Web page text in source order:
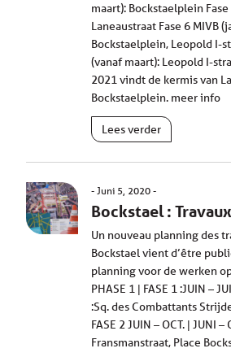
maart): Bockstaelplein
Laneaustraat Fase 6 MIVB
Bockstaelplein, Leopold I-
(vanaf maart): Leopold I-
2021 vindt de kermis van
Bockstaelplein. meer info
Lees verder
Juni 5, 2020
Bockstael :
Un nouveau planning des
Bockstael vient d’être
planning voor de werken
PHASE 1 | FASE 1 :JUIN –
:Sq. des Combattants
FASE 2 JUIN – OCT. | JUNI –
Fransmanstraat, Place